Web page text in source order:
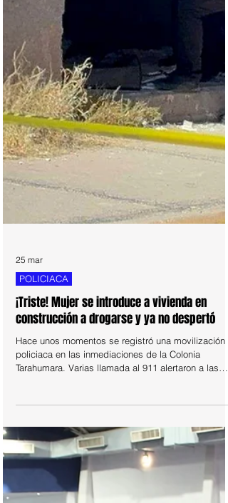
25 mar
¡Triste! Mujer se introduce a vivienda en
construcción a drogarse y ya no despertó
Hace unos momentos se registró una movilización
policiaca en las inmediaciones de la Colonia